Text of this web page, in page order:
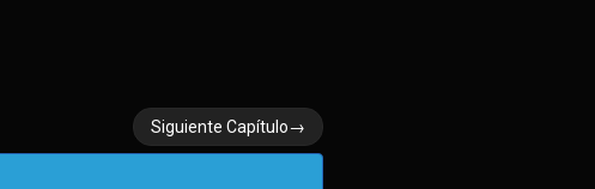
Siguiente Capítulo→